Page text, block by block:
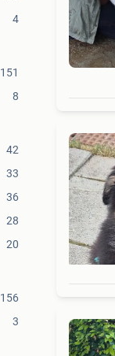
4
151
8
42
33
36
28
20
156
3